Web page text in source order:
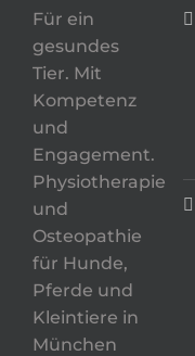
Für ein
gesundes
Tier. Mit
Kompetenz
und
Engagement.
Physiotherapie
und
Osteopathie
für Hunde,
Pferde und
Kleintiere in
München